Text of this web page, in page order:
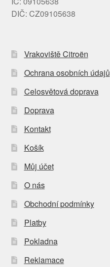
DIČ: CZ09105638
Vrakoviště Citroën
Ochrana osobních údajů
Celosvětová doprava
Doprava
Kontakt
Košík
Můj účet
O nás
Obchodní podmínky
Platby
Pokladna
Reklamace